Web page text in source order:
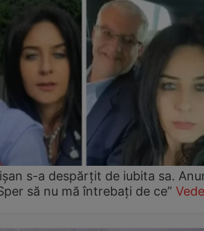
s-a despărțit de iubita sa.
să nu mă întrebați de ce”